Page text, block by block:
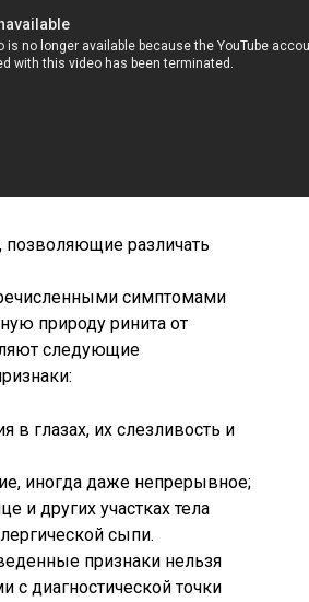
различать
симптомами
природу ринита от
следующие
глазах, их слезливость и
иногда даже непрерывное;
и других участках тела
сыпи.
признаки нельзя
с диагностической точки